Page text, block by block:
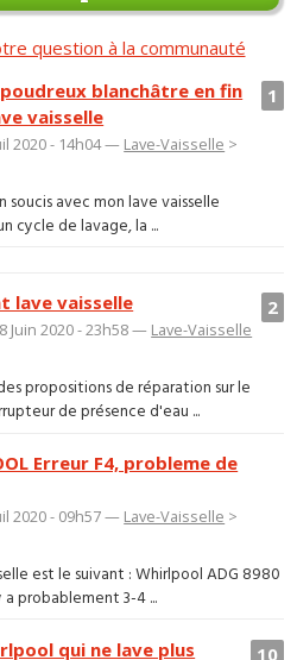
question à la communauté
1
blanchâtre en fin
vaisselle
2020 - 14h04 — Lave-Vaisselle >
soucis avec mon lave vaisselle
cycle de lavage, la ...
2
lave vaisselle
Juin 2020 - 23h58 — Lave-Vaisselle
propositions de réparation sur le
de présence d'eau ...
Erreur F4, probleme de
2020 - 09h57 — Lave-Vaisselle >
est le suivant : Whirlpool ADG 8980
probablement 3-4 ...
10
qui ne lave plus